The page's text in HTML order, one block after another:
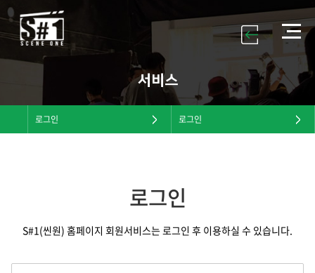
서비스
로그인 로그인
로그인
S#1(씬원) 홈페이지 회원서비스는 로그인 후 이용하실 수 있습니다.